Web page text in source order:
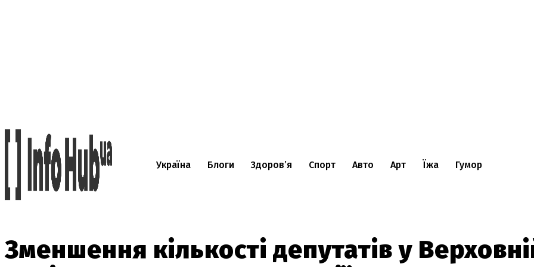
Україна Блоги Здоров’я Спорт Авто Арт Їжа Гумор
Зменшення кількості депутатів у